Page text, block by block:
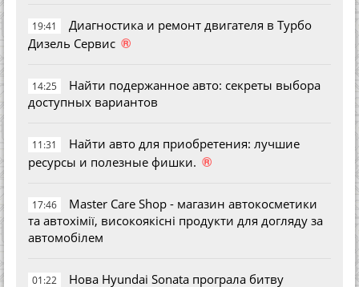
19:41
Диагностика и ремонт двигателя в Турбо
Дизель Сервис ®
14:25
Найти подержанное авто: секреты выбора
доступных вариантов
11:31
Найти авто для приобретения: лучшие
ресурсы и полезные фишки. ®
17:46
Master Care Shop - магазин автокосметики
та автохімії, високоякісні продукти для догляду за
автомобілем
01:22
Нова Hyundai Sonata програла битву